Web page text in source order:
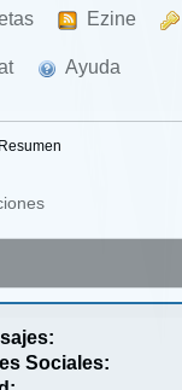
Ezine
Ayuda
Resumen
Sociales: